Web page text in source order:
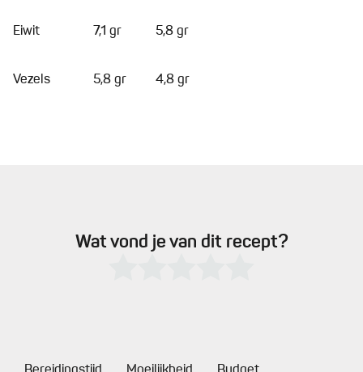
Eiwit 7,1 gr 5,8 gr
Vezels 5,8 gr 4,8 gr
Wat vond je van dit recept?